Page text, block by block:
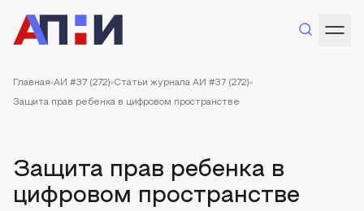
Главная АИ #37 (272) Статьи журнала АИ #37 (272)
Защита прав ребенка в цифровом пространстве
Защита прав ребенка в
цифровом пространстве